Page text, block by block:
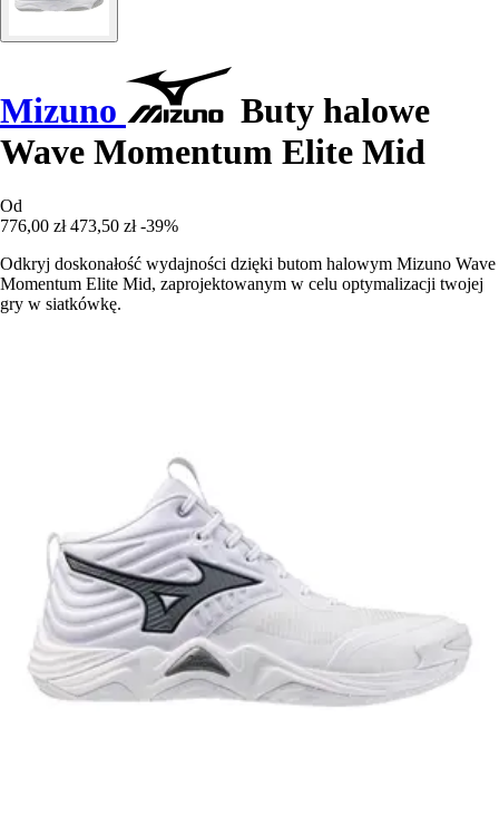
Mizuno
Buty halowe
Wave Momentum Elite Mid
Od
776,00 zł 473,50 zł -39%
Odkryj doskonałość wydajności dzięki butom halowym Mizuno Wave
Momentum Elite Mid, zaprojektowanym w celu optymalizacji twojej
gry w siatkówkę.